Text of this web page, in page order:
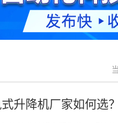
升降机厂家如何选